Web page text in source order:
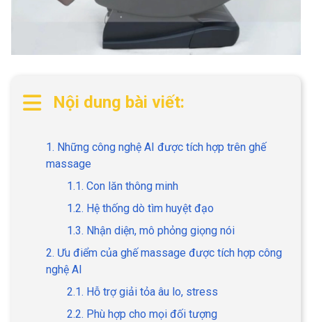
Nội dung bài viết:
1. Những công nghệ AI được tích hợp trên ghế
massage
1.1. Con lăn thông minh
1.2. Hệ thống dò tìm huyệt đạo
1.3. Nhận diện, mô phỏng giọng nói
2. Ưu điểm của ghế massage được tích hợp công
nghệ AI
2.1. Hỗ trợ giải tỏa âu lo, stress
2.2. Phù hợp cho mọi đối tượng